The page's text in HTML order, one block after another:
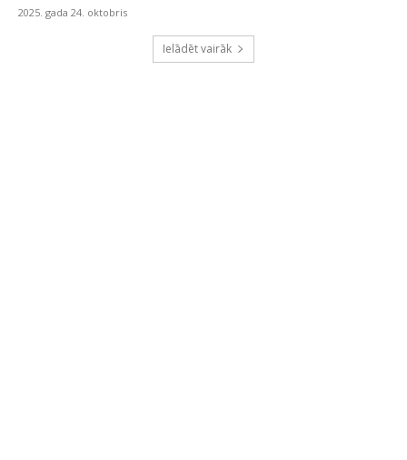
2025. gada 24. oktobris
Ielādēt vairāk